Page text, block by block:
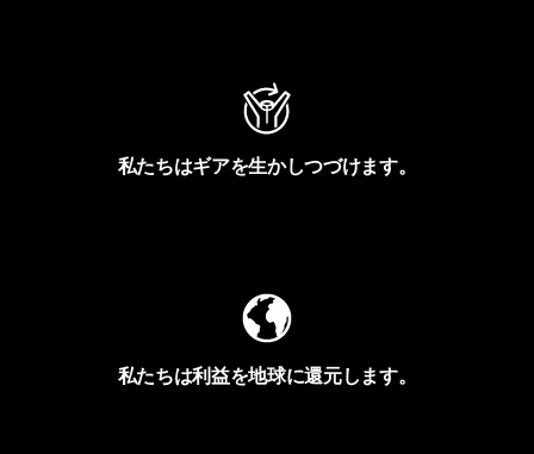
私たちはギアを生かしつづけます。
私たちは利益を地球に還元します。